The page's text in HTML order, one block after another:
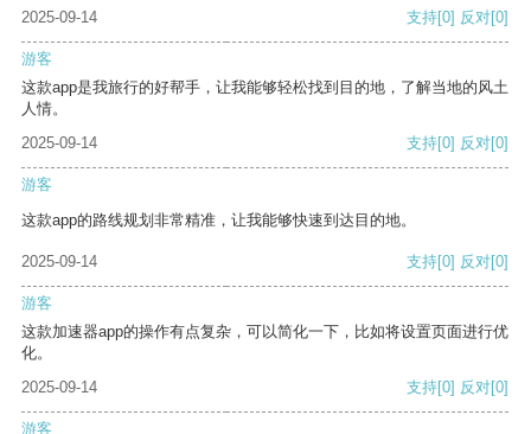
2025-09-14
支持[0] 反对[0]
游客
这款app是我旅行的好帮手，让我能够轻松找到目的地，了解当地的风土
人情。
2025-09-14
支持[0] 反对[0]
游客
这款app的路线规划非常精准，让我能够快速到达目的地。
2025-09-14 支持[0] 反对[0]
游客
这款加速器app的操作有点复杂，可以简化一下，比如将设置页面进行优
化。
2025-09-14
支持[0] 反对[0]
游客